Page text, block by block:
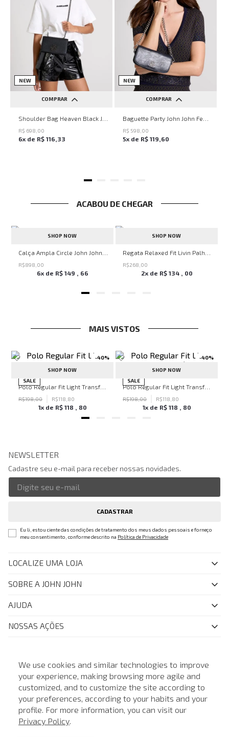
We use cookies and similar technologies to improve
your experience, making browsing more agile and
customized, and to customize the site according to
your preferences, according to your habits and your
profile. For more information, you can visit our
Privacy Policy.
NEW
COMPRAR
UN
R$ 698 00
6x de R$ 116 33
NEW
COMPRAR
UN
R$ 598 00
5x de R$ 119 60
ACABOU DE CHEGAR
SHOP NOW
R$898 00
6x de R$ 149 66
SHOP NOW
R$268 00
2x de R$ 134 00
MAIS VISTOS
-40%
SALE
SHOP NOW
Polo Regular Fit Light Transfer Verde Escuro John John Masculina
R$198,00 R$118 80
1x de R$ 118 80
-40%
SALE
SHOP NOW
Polo Regular Fit Light Transfer Bege Médio John John Masculina
R$198,00 R$118 80
1x de R$ 118 80
NEWSLETTER
Cadastre seu e-mail para receber nossas novidades.
CADASTRAR
Eu li, estou ciente das condições de tratamento dos meus dados pessoais e forneço
meu consentimento, conforme descrito na Política de Privacidade
LOCALIZE UMA LOJA
SOBRE A JOHN JOHN
Quem Somos
John John Club
Central de Preferências
Ética e Sustentabilidade
ModaComVerso
APP
AJUDA
FAQ
Trocas e Devoluções
Regulamentos
Seja um Revendedor
Seja um Franqueado
NOSSAS AÇÕES
Itau Personnalite
Denim Guide
FORMAS DE PAGAMENTO